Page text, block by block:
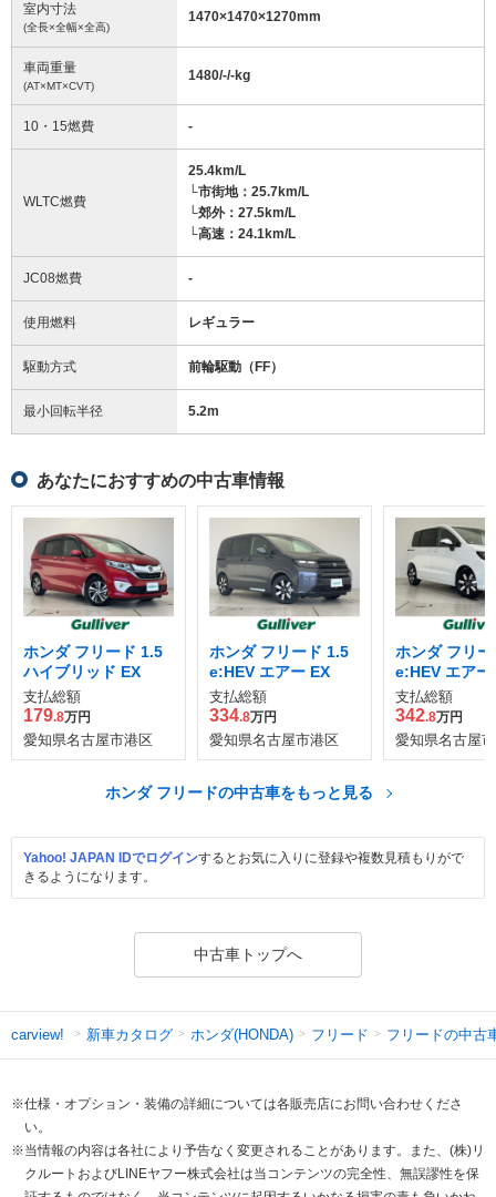
室内寸法
(全長×全幅×全高)
1470×1470×1270mm
車両重量
(AT×MT×CVT)
1480/-/-kg
10・15燃費 -
WLTC燃費
25.4km/L
└市街地：25.7km/L
└郊外：27.5km/L
└高速：24.1km/L
JC08燃費 -
使用燃料 レギュラー
駆動方式 前輪駆動（FF）
最小回転半径 5.2m
あなたにおすすめの中古車情報
ホンダ フリード 1.5
ハイブリッド EX
支払総額
179.8万円
愛知県名古屋市港区
ホンダ フリード 1.5
e:HEV エアー EX
支払総額
334.8万円
愛知県名古屋市港区
ホンダ フリ
e:HEV エアー
支払総額
342.8万円
愛知県名古屋
ホンダ フリードの中古車をもっと見る
Yahoo! JAPAN IDでログインするとお気に入りに登録や複数見積もりがで
きるようになります。
中古車トップへ
carview! 新車カタログ ホンダ(HONDA) フリード フリードの中古
※仕様・オプション・装備の詳細については各販売店にお問い合わせくださ
い。
※当情報の内容は各社により予告なく変更されることがあります。また、(株)リ
クルートおよびLINEヤフー株式会社は当コンテンツの完全性、無誤謬性を保